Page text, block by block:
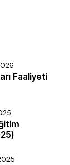
Faaliyeti